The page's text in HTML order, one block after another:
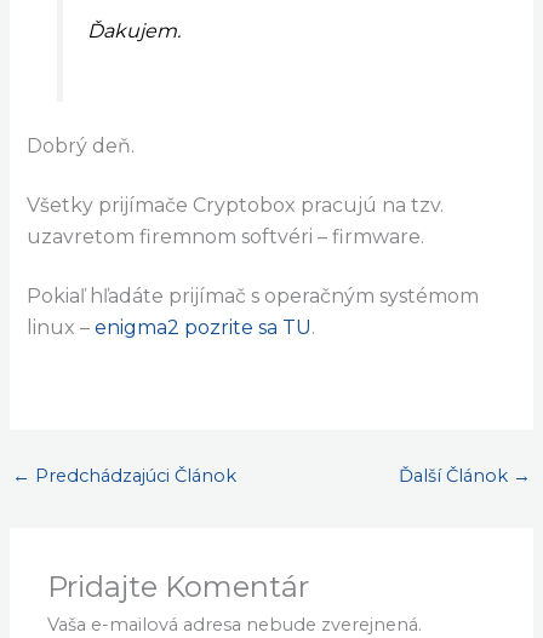
Ďakujem.
Dobrý deň.
Všetky prijímače Cryptobox pracujú na tzv.
uzavretom firemnom softvéri – firmware.
Pokiaľ hľadáte prijímač s operačným systémom
linux –enigma2 pozrite sa TU.
← Predchádzajúci Článok Ďalší Článok →
Pridajte Komentár
Vaša e-mailová adresa nebude zverejnená.